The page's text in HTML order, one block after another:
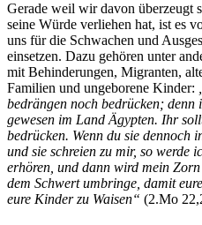
Gerade weil wir davon überzeugt
seine Würde verliehen hat, ist es
uns für die Schwachen und
einsetzen. Dazu gehören unter
mit Behinderungen, Migranten,
Familien und ungeborene Kinder:
bedrängen noch bedrücken;
gewesen im Land Ägypten. Ihr
bedrücken. Wenn du sie dennoch
und sie schreien zu mir, so werde
erhören, und dann wird mein
dem Schwert umbringe, damit
eure Kinder zu Waisen“ (2.Mo